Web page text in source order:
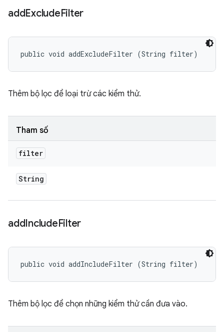
addExcludeFilter
public void addExcludeFilter (String filter)
Thêm bộ lọc để loại trừ các kiểm thử.
Tham số
filter
String
addIncludeFilter
public void addIncludeFilter (String filter)
Thêm bộ lọc để chọn những kiểm thử cần đưa vào.